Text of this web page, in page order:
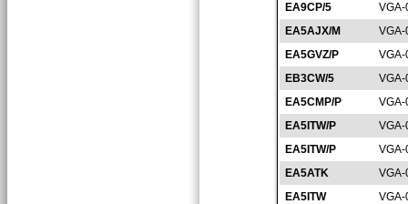
EA9CP/5
EA5AJX/M
EA5GVZ/P
EB3CW/5
EA5CMP/P
EA5ITW/P
EA5ITW/P
EA5ATK
EA5ITW